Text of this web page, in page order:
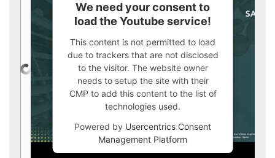
We need your consent to
load the Youtube service!
This content is not permitted to load
due to trackers that are not disclosed
to the visitor. The website owner
needs to setup the site with their
CMP to add this content to the list of
technologies used.
Powered by Usercentrics Consent
Management Platform